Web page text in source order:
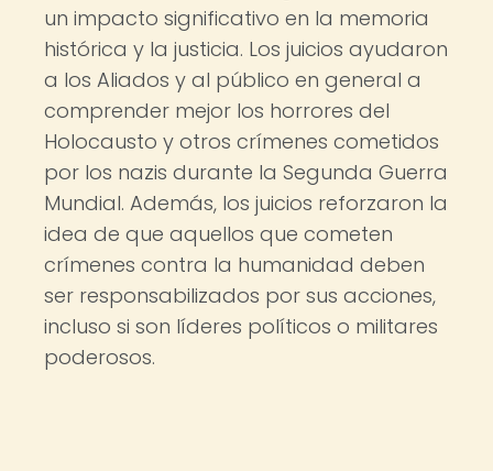
un impacto significativo en la memoria
histórica y la justicia. Los juicios ayudaron
a los Aliados y al público en general a
comprender mejor los horrores del
Holocausto y otros crímenes cometidos
por los nazis durante la Segunda Guerra
Mundial. Además, los juicios reforzaron la
idea de que aquellos que cometen
crímenes contra la humanidad deben
ser responsabilizados por sus acciones,
incluso si son líderes políticos o militares
poderosos.